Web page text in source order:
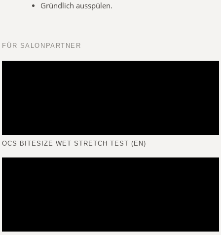
Gründlich ausspülen.
FÜR SALONPARTNER
OCS BITESIZE WET STRETCH TEST (EN)